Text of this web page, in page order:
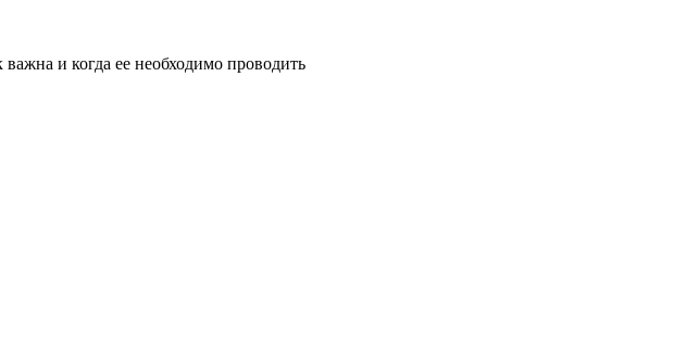
и когда ее необходимо проводить